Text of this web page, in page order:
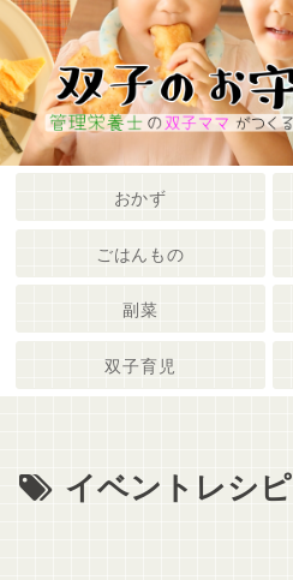
おかず
ごはんもの
副菜
双子育児
イベントレシピ
メニュー